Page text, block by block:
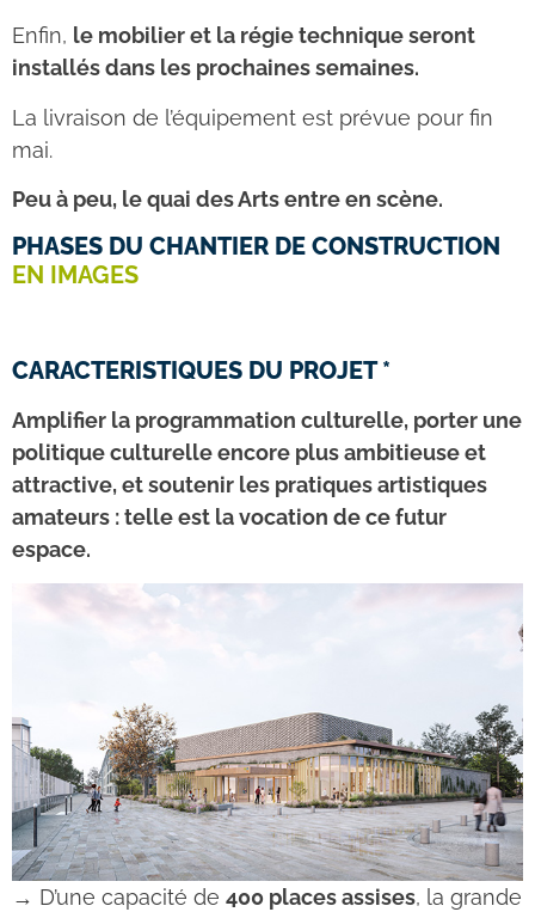
Enfin, le mobilier et la régie technique seront
installés dans les prochaines semaines.
La livraison de l’équipement est prévue pour fin
mai.
Peu à peu, le quai des Arts entre en scène.
PHASES DU CHANTIER DE CONSTRUCTION
EN IMAGES
CARACTERISTIQUES DU PROJET *
Amplifier la programmation culturelle, porter une
politique culturelle encore plus ambitieuse et
attractive, et soutenir les pratiques artistiques
amateurs : telle est la vocation de ce futur
espace.
→ D’une capacité de 400 places assises, la grande